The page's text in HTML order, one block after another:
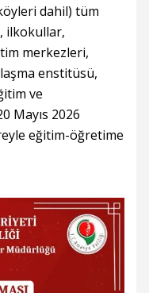
dahil) tüm
ilkokullar,
merkezleri,
enstitüsü,
ve
Mayıs 2026
eğitim-öğretime